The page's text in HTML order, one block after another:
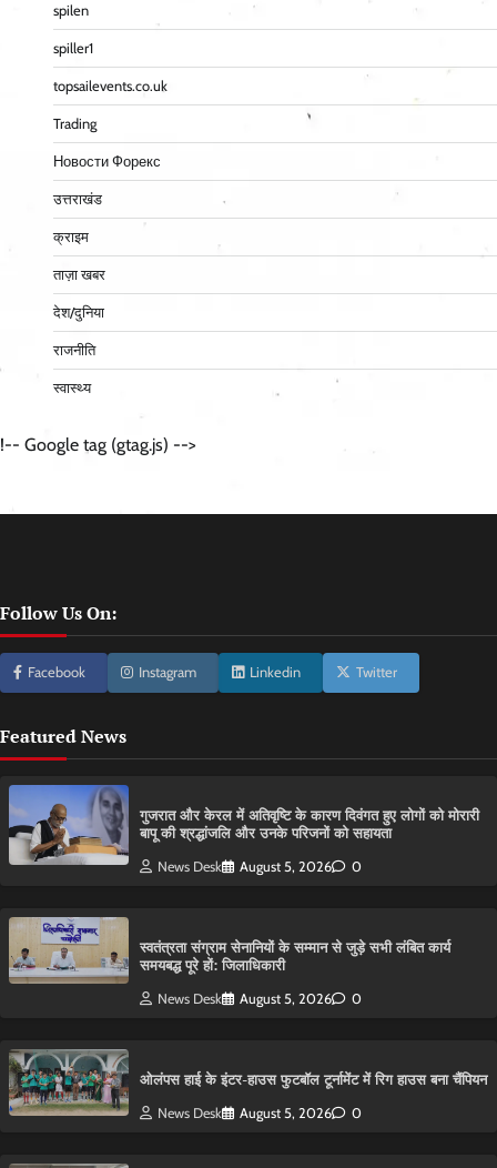
spilen
spiller1
topsailevents.co.uk
Trading
Новости Форекс
उत्तराखंड
क्राइम
ताज़ा खबर
देश/दुनिया
राजनीति
स्वास्थ्य
!-- Google tag (gtag.js) -->
Follow Us On:
Facebook Instagram Linkedin Twitter
Featured News
गुजरात और केरल में अतिवृष्टि के कारण दिवंगत हुए लोगों को मोरारी
बापू की श्रद्धांजलि और उनके परिजनों को सहायता
News Desk August 5, 2026 0
स्वतंत्रता संग्राम सेनानियों के सम्मान से जुड़े सभी लंबित कार्य
समयबद्ध पूरे हों: जिलाधिकारी
News Desk August 5, 2026 0
ओलंपस हाई के इंटर-हाउस फुटबॉल टूर्नामेंट में रिग हाउस बना चैंपियन
News Desk August 5, 2026 0